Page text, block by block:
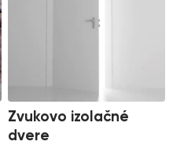
Zvukovo izolačné
dvere